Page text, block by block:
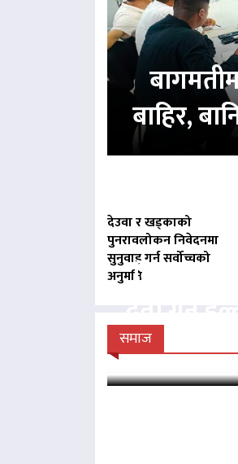
बाहिर,
देउवा र खड्काको
पुनरावलोकन निवेदनमा
सुनुवाइ गर्न सर्वोच्चको
अनुमति
समाज
बिना